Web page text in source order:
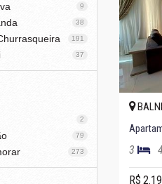
9
38
191
37
2
79
273 3 4
R$